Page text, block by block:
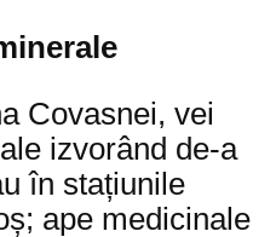
Covasnei, vei
izvorând de-a
în stațiunile
ape medicinale